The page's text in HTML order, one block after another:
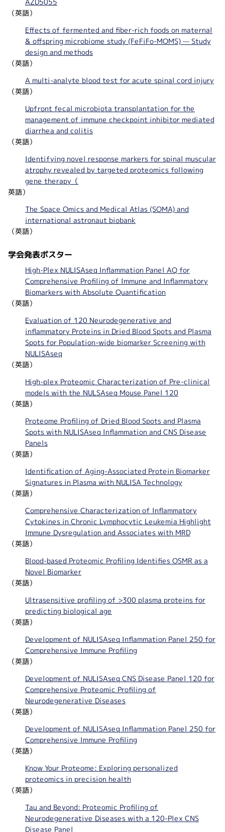
（英語）
Effects of fermented and fiber-rich foods on maternal
& offspring microbiome study (FeFiFo-MOMS) — Study
design and methods
（英語）
A multi-analyte blood test for acute spinal cord injury
（英語）
Upfront fecal microbiota transplantation for the
management of immune checkpoint inhibitor mediated
diarrhea and colitis
（英語）
Identifying novel response markers for spinal muscular
atrophy revealed by targeted proteomics following
gene therapy（
英語）
The Space Omics and Medical Atlas (SOMA) and
international astronaut biobank
（英語）
学会発表ポスター
High-Plex NULISAseq Inflammation Panel AQ for
Comprehensive Profiling of Immune and Inflammatory
Biomarkers with Absolute Quantification
（英語）
Evaluation of 120 Neurodegenerative and
inflammatory Proteins in Dried Blood Spots and Plasma
Spots for Population-wide biomarker Screening with
NULISAseq
（英語）
High-plex Proteomic Characterization of Pre-clinical
models with the NULSAseq Mouse Panel 120
（英語）
Proteome Profiling of Dried Blood Spots and Plasma
Spots with NULISAseq Inflammation and CNS Disease
Panels
（英語）
Identification of Aging-Associated Protein Biomarker
Signatures in Plasma with NULISA Technology
（英語）
Comprehensive Characterization of Inflammatory
Cytokines in Chronic Lymphocytic Leukemia Highlight
Immune Dysregulation and Associates with MRD
（英語）
Blood-based Proteomic Profiling Identifies OSMR as a
Novel Biomarker
（英語）
Ultrasensitive profiling of >300 plasma proteins for
predicting biological age
（英語）
Development of NULISAseq Inflammation Panel 250 for
Comprehensive Immune Profiling
（英語）
Development of NULISAseq CNS Disease Panel 120 for
Comprehensive Proteomic Profiling of
Neurodegenerative Diseases
（英語）
Development of NULISAseq Inflammation Panel 250 for
Comprehensive Immune Profiling
（英語）
Know Your Proteome: Exploring personalized
proteomics in precision health
（英語）
Tau and Beyond: Proteomic Profiling of
Neurodegenerative Diseases with a 120-Plex CNS
Disease Panel